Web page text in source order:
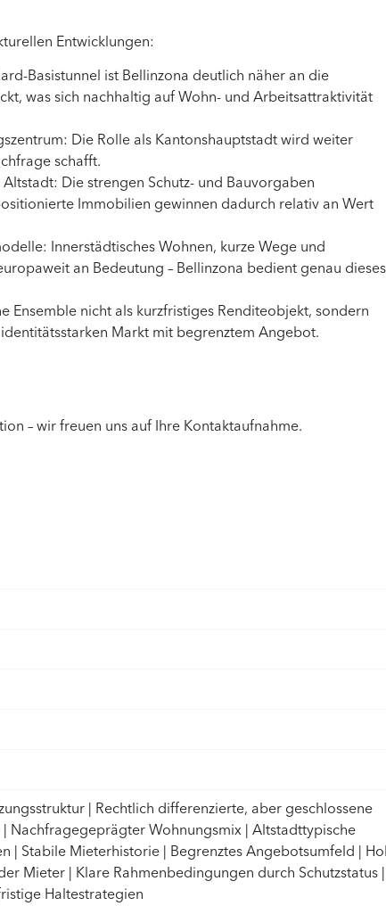
Entwicklungen:
Basistunnel ist Bellinzona deutlich näher an die
was sich nachhaltig auf Wohn- und Arbeitsattraktivität
Die Rolle als Kantonshauptstadt wird weiter
schafft.
Die strengen Schutz- und Bauvorgaben
Immobilien gewinnen dadurch relativ an Wert
Innerstädtisches Wohnen, kurze Wege und
an Bedeutung – Bellinzona bedient genau dieses
Ensemble nicht als kurzfristiges Renditeobjekt, sondern
Markt mit begrenztem Angebot.
– wir freuen uns auf Ihre Kontaktaufnahme.
| Rechtlich differenzierte, aber geschlossene
| Nachfragegeprägter Wohnungsmix | Altstadttypische
| Stabile Mieterhistorie | Begrenztes Angebotsumfeld |
Mieter | Klare Rahmenbedingungen durch Schutzstatus |
Haltestrategien